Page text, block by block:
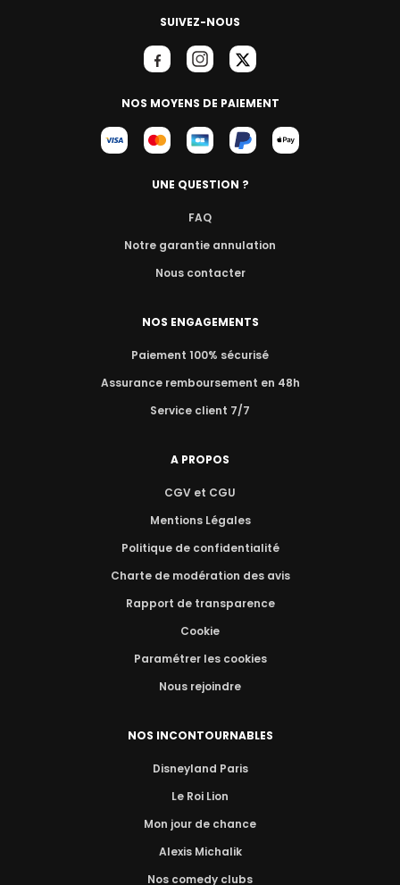
SUIVEZ-NOUS
NOS MOYENS DE PAIEMENT
UNE QUESTION ?
FAQ
Notre garantie annulation
Nous contacter
NOS ENGAGEMENTS
Paiement 100% sécurisé
Assurance remboursement en 48h
Service client 7/7
A PROPOS
CGV et CGU
Mentions Légales
Politique de confidentialité
Charte de modération des avis
Rapport de transparence
Cookie
Paramétrer les cookies
Nous rejoindre
NOS INCONTOURNABLES
Disneyland Paris
Le Roi Lion
Mon jour de chance
Alexis Michalik
Nos comedy clubs